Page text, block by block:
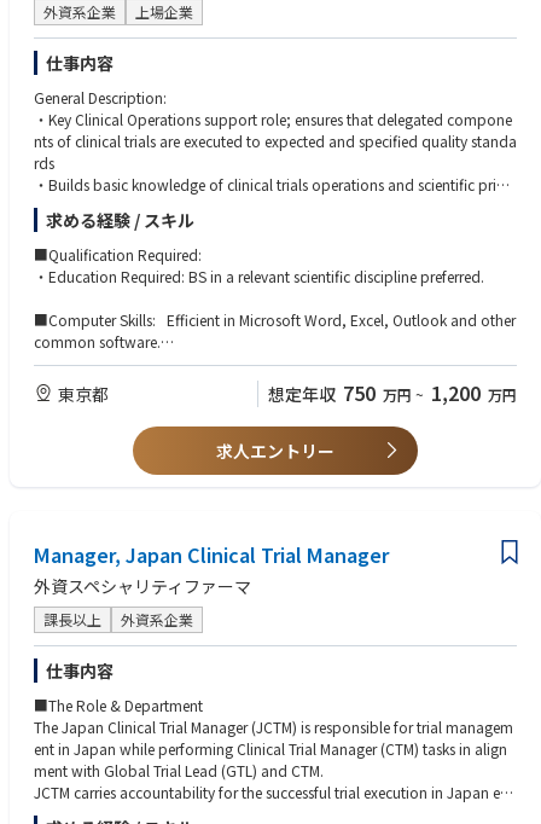
試験の主要マイルストーン、臨床試験計画、およびコンティンジェンシー
プランニングに関してインプットを提供する。
試験成果物に対する潜在的リスクを分析し、マネジメントに対して最新情
報を報告する。
プロトコルの作成において試験チームをリードし、ICF作成を主導するま
たはインプットを提供する。
DSMB（データ安全性モニタリング委員会）および/または判定委員会の設
立に向けたメンバーへの相談・招集を行い、関連文書およびチャーターを
作成する。
プロトコル逸脱管理計画の策定をリードし、プロトコル逸脱の適切な特定
および分類を確保するためのプロトコル遵守モニタリングに貢献する。
試験戦略との整合性について、組み入れ・除外基準やその他の試験デザイ
ン要素をレビューする。
ンシープランを策定・実施する。
３，試験アウトプット：
臨床データを定期的にレビューし、データレビューの所見を試験チームと
デリバリーリードとともに品質評価を実施する（例：データベースロック
前の表・リスト・グラフのレビュー、データの品質確認）。BD&Oと協力
してSAPの更新を確保する。
トランスレーショナルメディシンおよびクリニカルファーマコロジーと協
力し、適切なバイオマーカー、PK/PD測定を確保する。
規制文書の臨床セクション、およびIRBや規制当局への回答を起草する。
４，外部協働：
プロトコル開発に向け、社内専門家および外部KOL、アドバイザリーボー
ドに相談する。
CRO/AROの業務委託契約（SOW）および予算に関してインプットを提供
し、CROおよびARO との試験チームミーティングにおいてクリニカルサイ
エンスを代表する。
CRO/ベンダー/AROとの間で効果的なコミュニケーションを構築する。
５．試験以外の付随業務：
外資系企業 上場企業
仕事内容
General Description:
・Key Clinical Operations support role; ensures that delegated compone
nts of clinical trials are executed to expected and specified quality standa
rds
・Builds basic knowledge of clinical trials operations and scientific princi
ples and objectives of the company’s clinical trials under some direction
and guidance of senior staff but largely self-directed; works independent
ly but knows when to involve / collaborate with others
・Learns best practices in clinical operations methodologies, systems an
d processes, with particular emphasis on quality, time standards and ex
pectations
Essential Functions of the job:
・Write meeting minutes, if required
・Maintain department files
・Update department trackers
・Assist in preparing/update clinical trial related tracking/slides
・Assist in clinical trial related printing, shipment, purchasing and contra
・eTMF submitter (document management, overdue check and QC f/u)
・Performs QC of Trial Master Files; creates, maintains, and closes out TM
Fs; is key in set up, conduct, and close out of ancillary services for comp
any clinical trials
・Local Vendor Registration support
・Customer clearance to import IP and lab kit
・SUSAR and other safety report submit to the local IRB and PI/ Site Dire
ctor
・Support payment for the investigational fee and study related cost.
Description for focusing on Japan:
・Support to build Japan organization and required process such as Lo
cal SOP and WI.
・Support regional CSM for Japan specific regulations and tasks.
求める経験 / スキル
■Qualification Required:
・Education Required: BS in a relevant scientific discipline preferred.
■Computer Skills: Efficient in Microsoft Word, Excel, Outlook and other
common software.
■Other Qualifications:
· Fluent in English (listening and writing)
· Excellent organizational skills and ability to prioritize and multi-tasks
· 2 years or above in clinical or drug development in the biotech/ pharm
aceutical/CRO
東京都 想定年収 750 万円 ~ 1,200 万円
求人エントリー
Manager, Japan Clinical Trial Manager
外資スペシャリティファーマ
課長以上 外資系企業
仕事内容
■The Role & Department
The Japan Clinical Trial Manager (JCTM) is responsible for trial managem
ent in Japan while performing Clinical Trial Manager (CTM) tasks in align
ment with Global Trial Lead (GTL) and CTM.
JCTM carries accountability for the successful trial execution in Japan ens
uring achievement of key milestones in alignment with goals set by Clinic